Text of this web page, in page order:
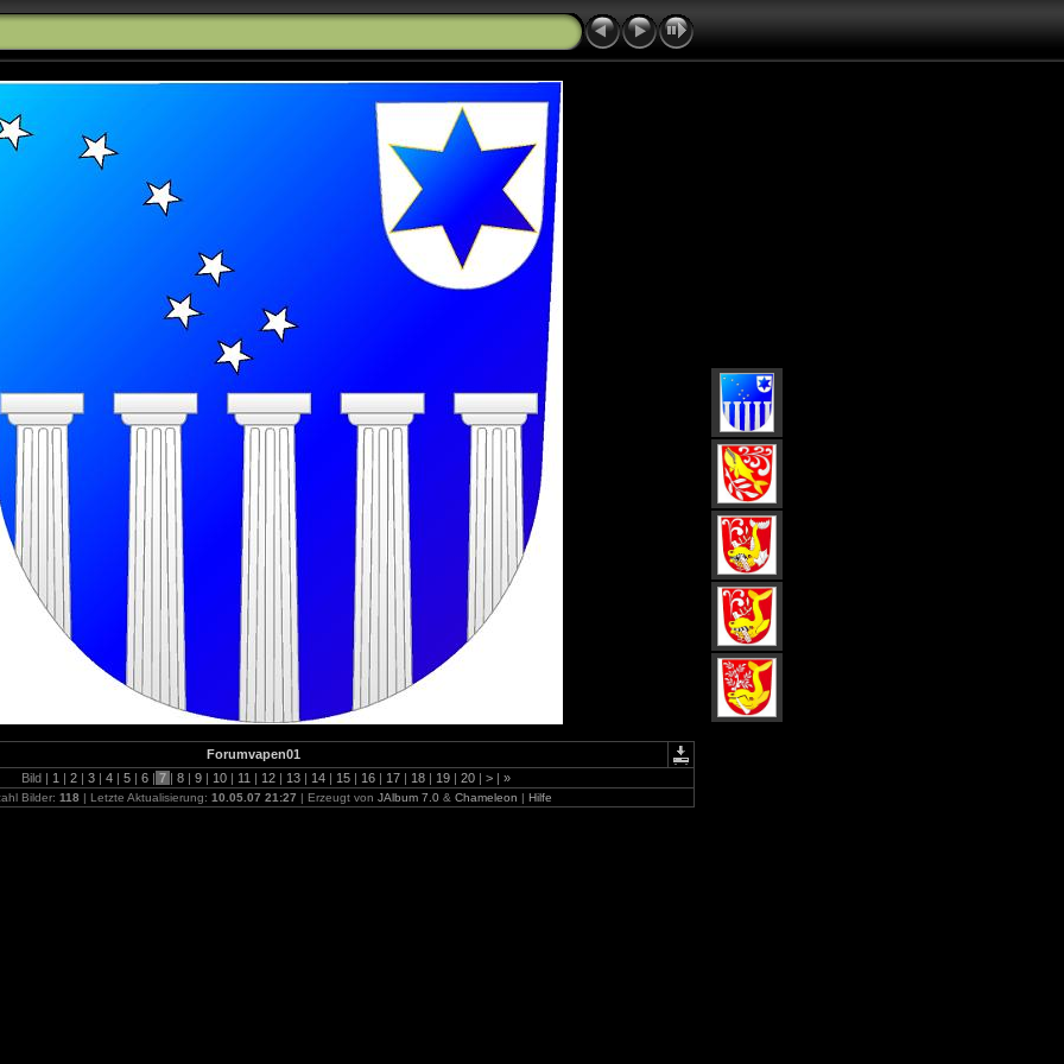
Forumvapen01
Bild | 1 | 2 | 3 | 4 | 5 | 6 | 7 | 8 | 9 | 10 | 11 | 12 | 13 | 14 | 15 | 16 | 17 | 18 | 19 | 20 | > | »
Bilder: 118 | Letzte Aktualisierung: 10.05.07 21:27 | Erzeugt von JAlbum 7.0 & Chameleon | Hilfe